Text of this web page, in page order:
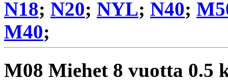
N18; N20; NYL; N40;
M40;
M08 Miehet 8 vuotta 0.5